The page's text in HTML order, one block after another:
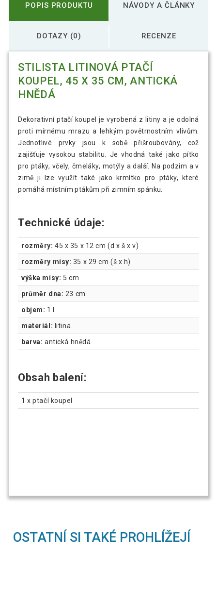
POPIS PRODUKTU NÁVODY A ČLÁNKY
DOTAZY (0) RECENZE
STILISTA LITINOVÁ PTAČÍ
KOUPEL, 45 X 35 CM, ANTICKÁ
HNĚDÁ
Dekorativní ptačí koupel je vyrobená z litiny a je odolná
proti mírnému mrazu a lehkým povětrnostním vlivům.
Jednotlivé prvky jsou k sobě přišroubovány, což
zajišťuje vysokou stabilitu. Je vhodná také jako pítko
pro ptáky, včely, čmeláky, motýly a další. Na podzim a v
zimě ji lze využít také jako krmítko pro ptáky, které
pomáhá místním ptákům při zimním spánku.
Technické údaje:
rozměry: 45 x 35 x 12 cm (d x š x v)
rozměry mísy: 35 x 29 cm (š x h)
výška mísy: 5 cm
průměr dna: 23 cm
objem: 1 l
materiál: litina
barva: antická hnědá
Obsah balení:
1 x ptačí koupel
OSTATNÍ SI TAKÉ PROHLÍŽEJÍ